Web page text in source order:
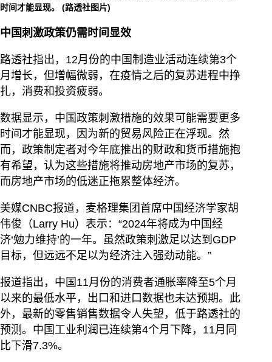
时间才能显现。 (路透社图片)
中国刺激政策仍需时间显效
路透社指出，12月份的中国制造业活动连续第3个
月增长，但增幅微弱，在疫情之后的复苏进程中挣
扎，消费和投资疲弱。
数据显示，中国政策刺激措施的效果可能需要更多
时间才能显现，因为新的贸易风险正在浮现。然
而，政策制定者对今年底推出的财政和货币措施抱
有希望，认为这些措施将推动房地产市场的复苏，
而房地产市场的低迷正拖累整体经济。
美媒CNBC报道，麦格理集团首席中国经济学家胡
伟俊（Larry Hu）表示：“2024年将成为中国经
济‘勉力维持’的一年。虽然政策刺激足以达到GDP
目标，但远远不足以为经济注入强劲动能。”
报道指出，中国11月份的消费者通胀率降至5个月
以来的最低水平，出口和进口数据也未达预期。此
外，最新的零售销售数据令人失望，低于路透社的
预测。中国工业利润已连续第4个月下降，11月同
比下滑7.3%。